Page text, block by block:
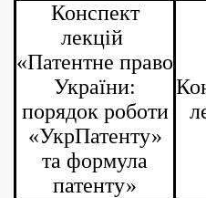
Конспект
лекцій
«Патентне право
України:
порядок роботи
«УкрПатенту»
та формула
патенту»